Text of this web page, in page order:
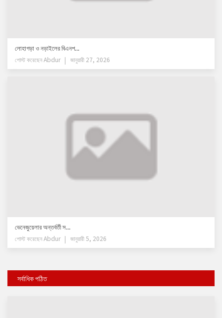
লোহাগড়া ও নড়াইলের বিএনপ...
পোস্ট করেছেনAbdur জানুয়ারী 27, 2026
ভেনেজুয়েলার অন্তর্বর্তী স...
পোস্ট করেছেনAbdur জানুয়ারী 5, 2026
সর্বাধিক পঠিত